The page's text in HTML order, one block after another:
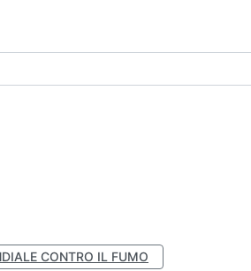
CONTRO IL FUMO